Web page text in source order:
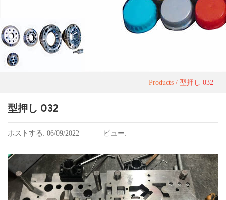
Products 型押し 032
型押し 032
ポストする: 06/09/2022 ビュー: